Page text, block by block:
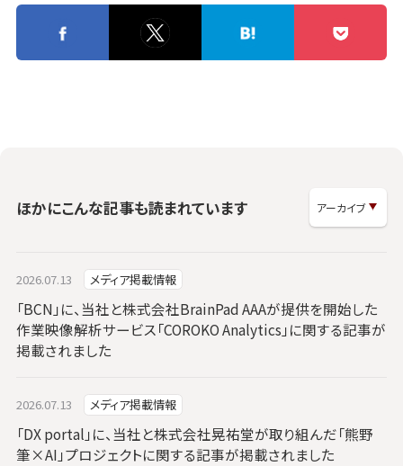
ほかにこんな記事も読まれています
2026.07.13 メディア掲載情報
「BCN」に、当社と株式会社BrainPad AAAが提供を開始した
作業映像解析サービス「COROKO Analytics」に関する記事が
掲載されました
2026.07.13 メディア掲載情報
「DX portal」に、当社と株式会社晃祐堂が取り組んだ「熊野
筆×AI」プロジェクトに関する記事が掲載されました